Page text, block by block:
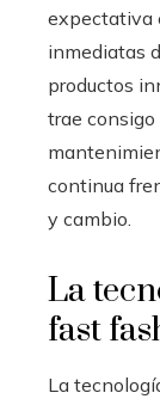
expectativa
inmediatas
productos
trae consigo
continua
y cambio.
La
fast
La